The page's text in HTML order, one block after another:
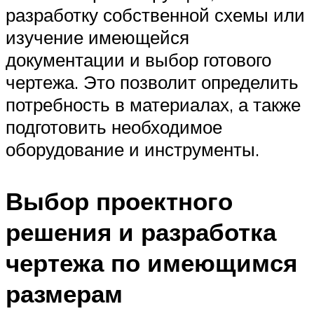
разработку собственной схемы или
изучение имеющейся
документации и выбор готового
чертежа. Это позволит определить
потребность в материалах, а также
подготовить необходимое
оборудование и инструменты.
Выбор проектного
решения и разработка
чертежа по имеющимся
размерам